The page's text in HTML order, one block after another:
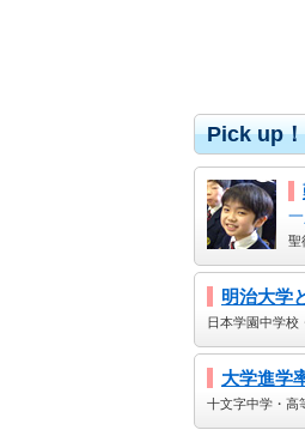
Pick up
聖
明治大学
日本学園中学校
大学進学
十文字中学・高